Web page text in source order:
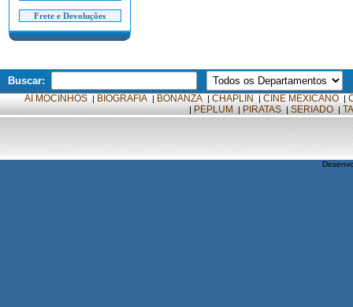
Frete e Devoluções
Buscar:
AÍ MOCINHOS| BIOGRAFIA| BONANZA| CHAPLIN | CINE MEXICANO|
| PEPLUM | PIRATAS| SERIADO|